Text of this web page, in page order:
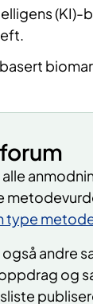
(KI)-
type
andre
og